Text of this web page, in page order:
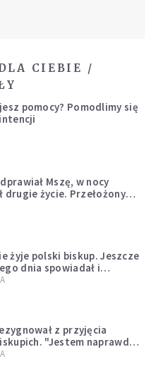
CIEBIE /
pomocy? Pomodlimy się
Mszę, w nocy
drugie życie. Przełożony
zakon
żyje polski biskup. Jeszcze
dnia spowiadał i
Mszę świętą
z przyjęcia
"Jestem naprawdę